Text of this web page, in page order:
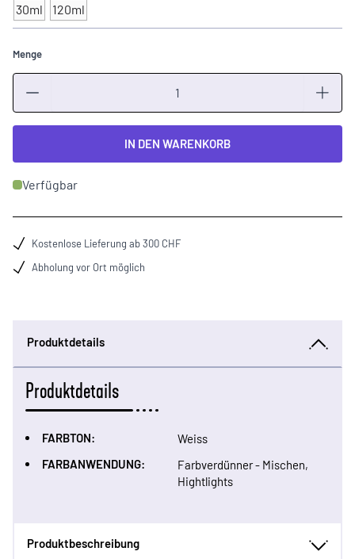
30ml 120ml
Menge
IN DEN WARENKORB
Verfügbar
Kostenlose Lieferung ab 300 CHF
Abholung vor Ort möglich
Produktdetails
Produktdetails
FARBTON:
Weiss
FARBANWENDUNG:
Farbverdünner - Mischen,
Hightlights
Produktbeschreibung